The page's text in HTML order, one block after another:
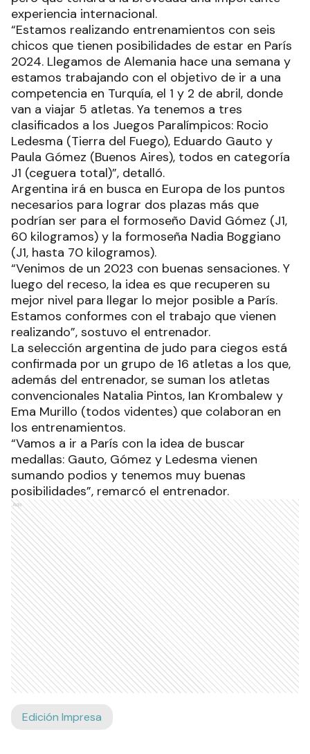
experiencia internacional.
“Estamos realizando entrenamientos con seis
chicos que tienen posibilidades de estar en París
2024. Llegamos de Alemania hace una semana y
estamos trabajando con el objetivo de ir a una
competencia en Turquía, el 1 y 2 de abril, donde
van a viajar 5 atletas. Ya tenemos a tres
clasificados a los Juegos Paralímpicos: Rocio
Ledesma (Tierra del Fuego), Eduardo Gauto y
Paula Gómez (Buenos Aires), todos en categoría
J1 (ceguera total)”, detalló.
Argentina irá en busca en Europa de los puntos
necesarios para lograr dos plazas más que
podrían ser para el formoseño David Gómez (J1,
60 kilogramos) y la formoseña Nadia Boggiano
(J1, hasta 70 kilogramos).
“Venimos de un 2023 con buenas sensaciones. Y
luego del receso, la idea es que recuperen su
mejor nivel para llegar lo mejor posible a París.
Estamos conformes con el trabajo que vienen
realizando”, sostuvo el entrenador.
La selección argentina de judo para ciegos está
confirmada por un grupo de 16 atletas a los que,
además del entrenador, se suman los atletas
convencionales Natalia Pintos, Ian Krombalew y
Ema Murillo (todos videntes) que colaboran en
los entrenamientos.
“Vamos a ir a París con la idea de buscar
medallas: Gauto, Gómez y Ledesma vienen
sumando podios y tenemos muy buenas
posibilidades”, remarcó el entrenador.
Ads
Edición Impresa